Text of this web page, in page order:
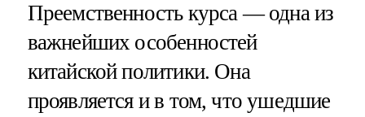
Преемственность курса — одна из
важнейших особенностей
китайской политики. Она
проявляется и в том, что ушедшие